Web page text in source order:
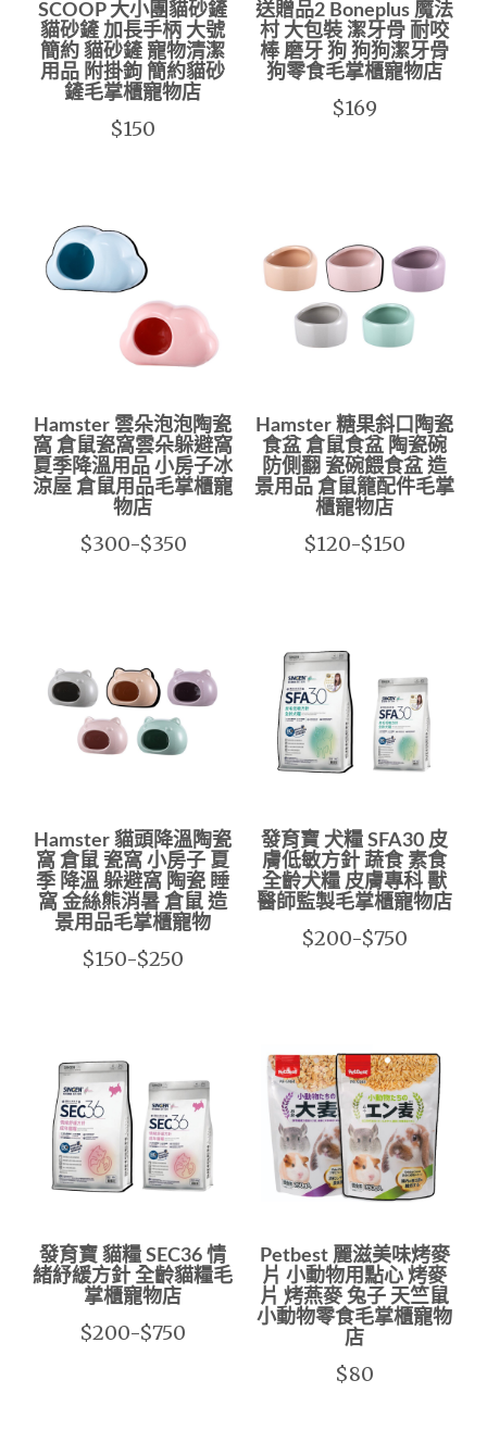
SCOOP 大小團貓砂鏟
貓砂鏟 加長手柄 大號
簡約 貓砂鏟 寵物清潔
用品 附掛鉤 簡約貓砂
鏟毛掌櫃寵物店
$150
送贈品2 Boneplus 魔法
村 大包裝 潔牙骨 耐咬
棒 磨牙 狗 狗狗潔牙骨
狗零食毛掌櫃寵物店
$169
Hamster 雲朵泡泡陶瓷
窩 倉鼠瓷窩雲朵躲避窩
夏季降溫用品 小房子冰
涼屋 倉鼠用品毛掌櫃寵
物店
$300-$350
Hamster 糖果斜口陶瓷
食盆 倉鼠食盆 陶瓷碗
防側翻 瓷碗餵食盆 造
景用品 倉鼠籠配件毛掌
櫃寵物店
$120-$150
Hamster 貓頭降溫陶瓷
窩 倉鼠 瓷窩 小房子 夏
季 降溫 躲避窩 陶瓷 睡
窩 金絲熊消暑 倉鼠 造
景用品毛掌櫃寵物
$150-$250
發育寶 犬糧 SFA30 皮
膚低敏方針 蔬食 素食
全齡犬糧 皮膚專科 獸
醫師監製毛掌櫃寵物店
$200-$750
發育寶 貓糧 SEC36 情
緒紓緩方針 全齡貓糧毛
掌櫃寵物店
$200-$750
Petbest 麗滋美味烤麥
片 小動物用點心 烤麥
片 烤燕麥 兔子 天竺鼠
小動物零食毛掌櫃寵物
店
$80